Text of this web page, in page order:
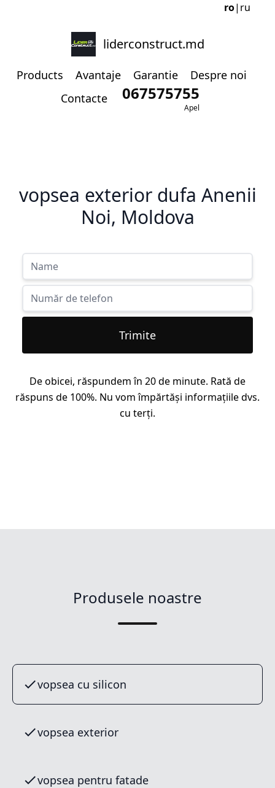
ro| ru
liderconstruct.md
Products Avantaje Garantie
Despre noi
Contacte
067575755
Apel
vopsea exterior dufa Anenii
Noi, Moldova
Trimite
De obicei, răspundem în 20 de minute. Rată de
răspuns de 100%. Nu vom împărtăși informațiile dvs.
cu terți.
Produsele noastre
vopsea cu silicon
vopsea exterior
vopsea pentru fatade